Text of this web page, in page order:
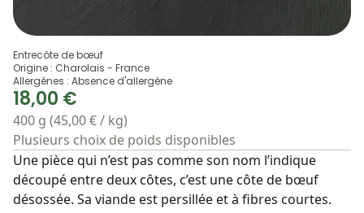
Entrecôte de bœuf
Origine : Charolais - France
Allergènes : Absence d'allergène
18,00 €
400 g (45,00 € / kg)
Plusieurs choix de poids disponibles
Une pièce qui n’est pas comme son nom l’indique
découpé entre deux côtes, c’est une côte de bœuf
désossée. Sa viande est persillée et à fibres courtes.